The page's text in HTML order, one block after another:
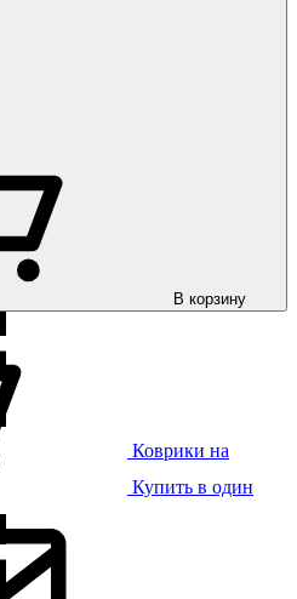
Коврики на
В корзину
Купить в один